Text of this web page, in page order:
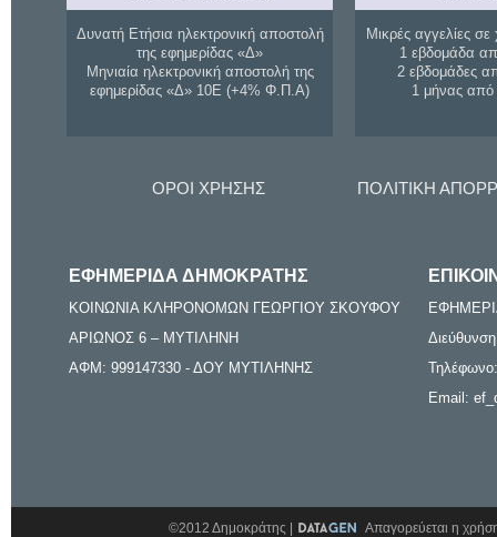
Δυνατή Ετήσια ηλεκτρονική αποστολή
της εφημερίδας «Δ»
Μηνιαία ηλεκτρονική αποστολή της
εφημερίδας «Δ» 10Ε (+4% Φ.Π.Α)
Μικρές αγγελίες σε
1 εβδομάδα
2 εβδομάδες
1 μήνας
ΟΡΟΙ ΧΡΗΣΗΣ ΠΟΛΙΤΙΚΗ
ΕΦΗΜΕΡΙΔΑ ΔΗΜΟΚΡΑΤΗΣ
ΚΟΙΝΩΝΙΑ ΚΛΗΡΟΝΟΜΩΝ ΓΕΩΡΓΙΟΥ ΣΚΟΥΦΟΥ
ΑΡΙΩΝΟΣ 6 – ΜΥΤΙΛΗΝΗ
ΑΦΜ: 999147330 - ΔΟΥ ΜΥΤΙΛΗΝΗΣ
Email:
©2012 Δημοκράτης | Απαγορεύεται η